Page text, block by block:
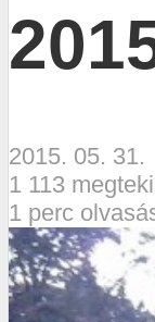
2015. 05. 31.
1 113
1 perc